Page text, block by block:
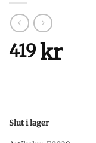
419kr
Slut i lager